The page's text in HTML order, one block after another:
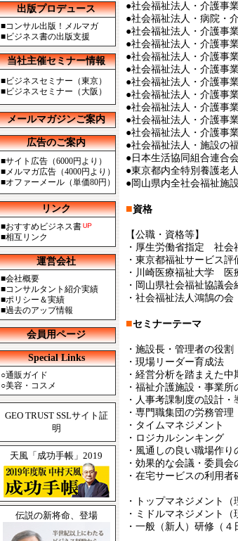
出版プロデュース
■コンサル出版！メルマガ
■ビジネス書の出版支援
当社主催セミナー情報
■ビジネスセミナー（東京）
■ビジネスセミナー（大阪）
メールマガジンご案内
広告のご案内
■サイト広告（6000円より）
■メルマガ広告（4000円より）
■オファーメール（単価80円）
リンク
■おすすめビジネス書
■相互リンク
運営会社
■会社概要
■コンサルタント紹介実績
■ポリシー＆実績
■過去のアップ情報
会員用ページ
Special Links
○通販ガイド
○美容・コスメ
GEO TRUST SSLサイト証
明
天風「成功手帳」2019
伝説の新将命、登場
●社会福祉法人・介護事
●社会福祉法人・病院・
●社会福祉法人・介護事
●社会福祉法人・介護事
●社会福祉法人・介護事
●社会福祉法人・介護事
●社会福祉法人・介護事
●社会福祉法人・介護事
●社会福祉法人・介護事
●社会福祉法人・介護事
●社会福祉法人・介護事
●社会福祉法人・施設の
●日本生活協同組合連合
●東京都内全特別養護老
●岡山県内全社会福祉施
■資格
【公職・資格等】
・厚生労働省指定 社会
・東京都福祉サービス
・川崎医療福祉大学
・岡山県社会福祉協議
・社会福祉法人鴻鵠
■セミナーテーマ
・施設長・管理者の役割
・現場リーダー育成法
・経営分析を踏まえた
・福祉介護施設・事業
・人事考課制度の設計
・専門職集団の労務管理
・タイムマネジメント
・ロジカルシンキング
・風通しの良い職場作り
・効果的な会議・委員会
・在宅サービスの利用
・トップマネジメント
・ミドルマネジメント
・一般（新人）研修（４